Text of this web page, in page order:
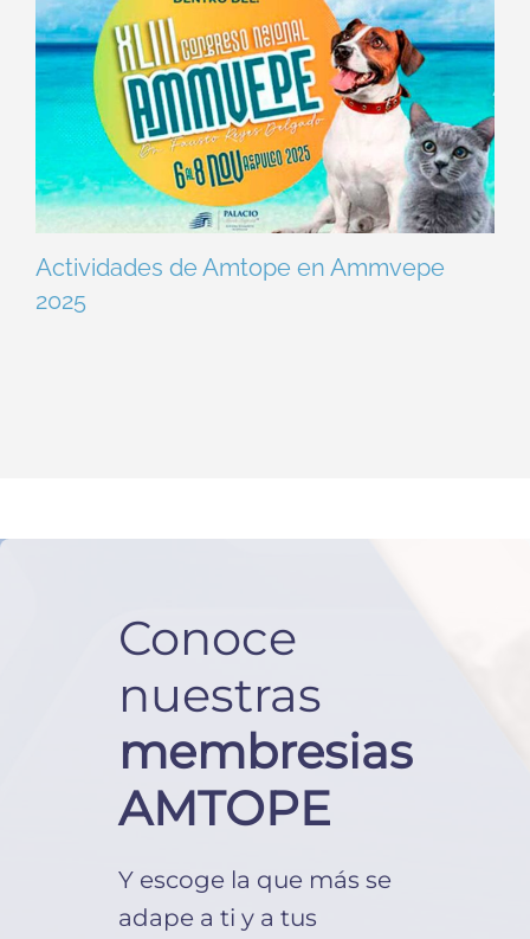
Actividades de Amtope en Ammvepe
2025
Conoce
nuestras
membresias
AMTOPE
Y escoge la que más se
adape a ti y a tus